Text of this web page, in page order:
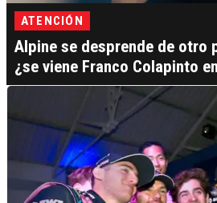
ATENCIÓN
Alpine se desprende de otro
¿se viene Franco Colapinto